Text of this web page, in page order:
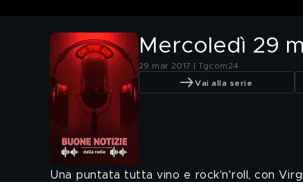
Mercoledì 29
29 mar 2017 | Tgcom24
Vai alla serie
Una puntata tutta vino e rock'n'roll, con